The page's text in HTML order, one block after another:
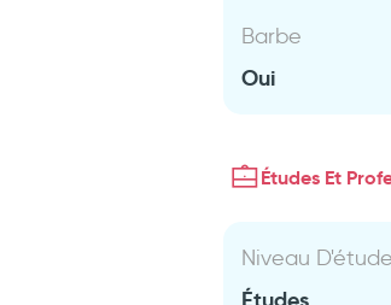
Barbe
Oui
Études Et
Niveau D'étude